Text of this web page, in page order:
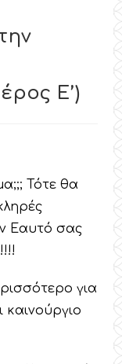
Ε’)
Τότε θα
Εαυτό σας
για
καινούργιο